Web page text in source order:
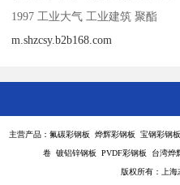
1997 工业大气 工业建筑 聚酯
m.shzcsy.b2b168.com
主营产品：氟碳彩钢板 烨辉彩钢板 宝钢彩
卷 镀铝锌钢板 PVDF彩钢板 台湾烨
版权所有：上海